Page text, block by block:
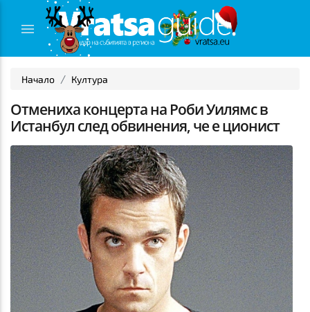
Начало Култура
Отмениха концерта на Роби Уилямс в
Истанбул след обвинения, че е ционист